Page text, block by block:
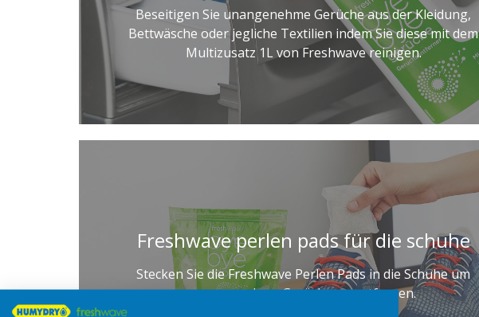
Beseitigen Sie unangenehme Gerüche aus der Kleidung,
Bettwäsche oder jegliche Textilien indem Sie diese mit dem
Multizusatz 1L von Freshwave reinigen.
Freshwave perlen pads für die schuhe
Stecken Sie die Freshwave Perlen Pads in die Schuhe um
unangenehme Gerüche zu entfernen.